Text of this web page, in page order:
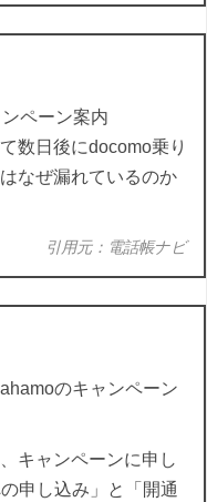
ペーン案内
数日後にdocomo乗り
なぜ漏れているのか
引用元：電話帳ナビ
のキャンペーン
キャンペーンに申し
申し込み」と「開通